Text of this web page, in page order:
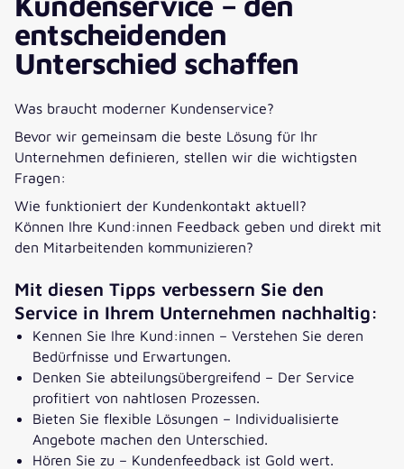
entscheidenden
Unterschied schaffen
Was braucht moderner Kundenservice?
Bevor wir gemeinsam die beste Lösung für Ihr
Unternehmen definieren, stellen wir die wichtigsten
Fragen:
Wie funktioniert der Kundenkontakt aktuell?
Können Ihre Kund:innen Feedback geben und direkt mit
den Mitarbeitenden kommunizieren?
Mit diesen Tipps verbessern Sie den
Service in Ihrem Unternehmen nachhaltig:
Kennen Sie Ihre Kund:innen – Verstehen Sie deren
Bedürfnisse und Erwartungen.
Denken Sie abteilungsübergreifend – Der Service
profitiert von nahtlosen Prozessen.
Bieten Sie flexible Lösungen – Individualisierte
Angebote machen den Unterschied.
Hören Sie zu – Kundenfeedback ist Gold wert.